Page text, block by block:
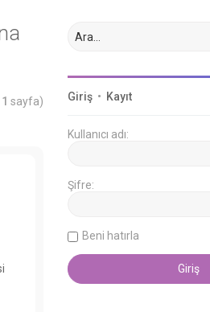
1 sayfa) Giriş • Kayıt
Kullanıcı adı:
Şifre:
Beni hatırla